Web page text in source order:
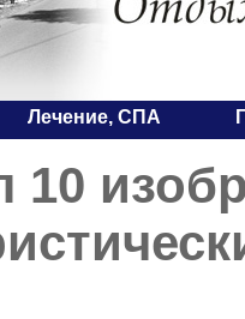
Лечение, СПА
10